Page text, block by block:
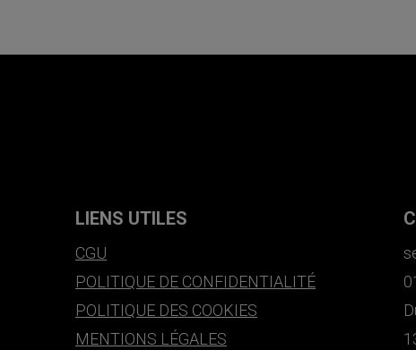
LIENS UTILES
CGU
POLITIQUE DE CONFIDENTIALITÉ
POLITIQUE DES COOKIES
MENTIONS LÉGALES